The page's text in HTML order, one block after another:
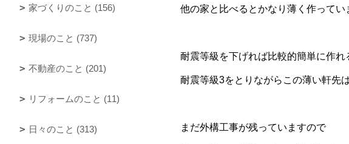
他の家と比べるとかなり薄く作って
耐震等級を下げれば比較的簡単に作れ
耐震等級3をとりながらこの薄い軒先
まだ外構工事が残っていますので
家づくりのこと (156)
現場のこと (737)
不動産のこと (201)
リフォームのこと (11)
日々のこと (313)